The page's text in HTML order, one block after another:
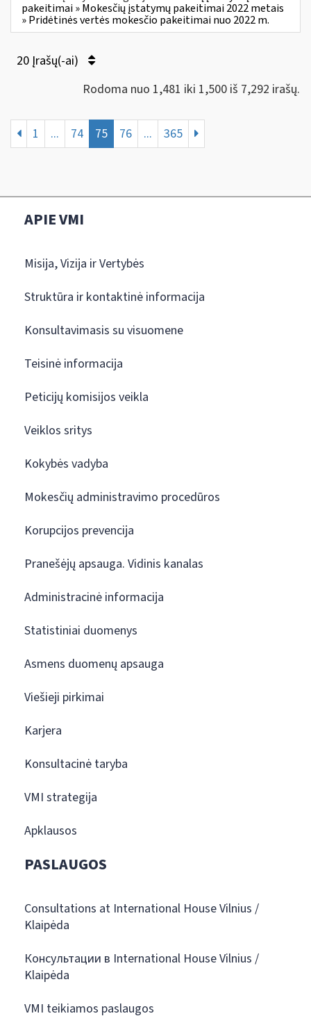
pakeitimai » Mokesčių įstatymų pakeitimai 2022 metais
» Pridėtinės vertės mokesčio pakeitimai nuo 2022 m.
20 Įrašų(-ai)
Rodoma nuo 1,481 iki 1,500 iš 7,292 irašų.
1 ... 74 75 76 ... 365
APIE VMI
Misija, Vizija ir Vertybės
Struktūra ir kontaktinė informacija
Konsultavimasis su visuomene
Teisinė informacija
Peticijų komisijos veikla
Veiklos sritys
Kokybės vadyba
Mokesčių administravimo procedūros
Korupcijos prevencija
Pranešėjų apsauga. Vidinis kanalas
Administracinė informacija
Statistiniai duomenys
Asmens duomenų apsauga
Viešieji pirkimai
Karjera
Konsultacinė taryba
VMI strategija
Apklausos
PASLAUGOS
Consultations at International House Vilnius /
Klaipėda
Консультации в International House Vilnius /
Klaipėda
VMI teikiamos paslaugos